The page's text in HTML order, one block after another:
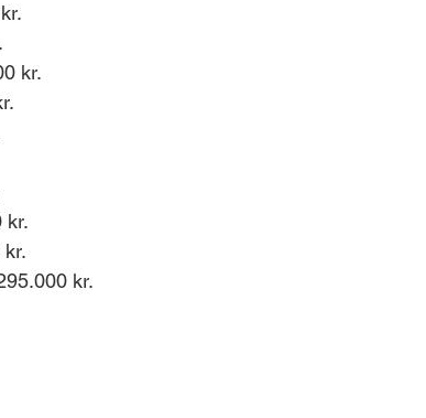
kr.
kr.
kr.